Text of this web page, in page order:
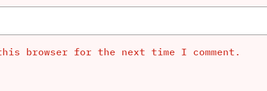
browser for the next time I comment.